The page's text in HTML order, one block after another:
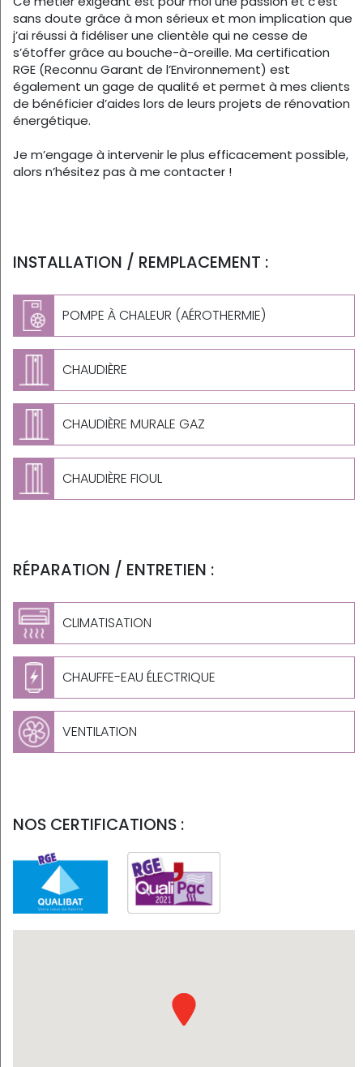
sans doute grâce à mon sérieux et mon implication que
j’ai réussi à fidéliser une clientèle qui ne cesse de
s’étoffer grâce au bouche-à-oreille. Ma certification
RGE (Reconnu Garant de l’Environnement) est
également un gage de qualité et permet à mes clients
de bénéficier d’aides lors de leurs projets de rénovation
énergétique.
Je m’engage à intervenir le plus efficacement possible,
alors n’hésitez pas à me contacter !
INSTALLATION / REMPLACEMENT :
POMPE À CHALEUR (AÉROTHERMIE)
CHAUDIÈRE
CHAUDIÈRE MURALE GAZ
CHAUDIÈRE FIOUL
RÉPARATION / ENTRETIEN :
CLIMATISATION
CHAUFFE-EAU ÉLECTRIQUE
VENTILATION
NOS CERTIFICATIONS :